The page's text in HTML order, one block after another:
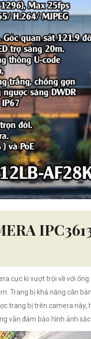
cực kì vượt trội về với
Trang bị khả năng cân
trang bị trên camera
vẫn đảm bảo hình ảnh